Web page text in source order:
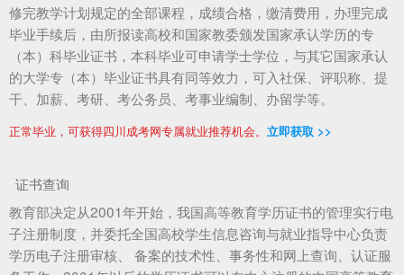
修完教学计划规定的全部课程，成绩合格，缴清费用，办理完成
毕业手续后，由所报读高校和国家教委颁发国家承认学历的专
（本）科毕业证书，本科毕业可申请学士学位，与其它国家承认
的大学专（本）毕业证书具有同等效力，可入社保、评职称、提
干、加薪、考研、考公务员、考事业编制、办留学等。
正常毕业，可获得四川成考网专属就业推荐机会。 立即获取 >>
证书查询
教育部决定从2001年开始，我国高等教育学历证书的管理实行电
子注册制度，并委托全国高校学生信息咨询与就业指导中心负责
学历电子注册审核、 备案的技术性、事务性和网上查询、认证服